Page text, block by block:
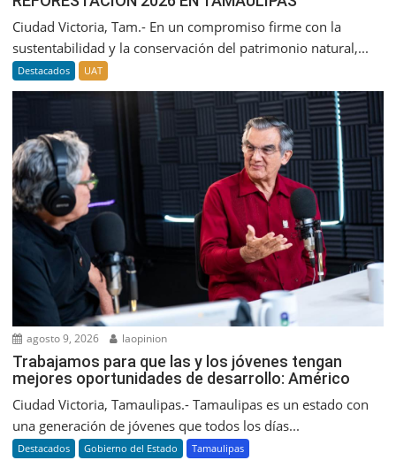
Ciudad Victoria, Tam.- En un compromiso firme con la
sustentabilidad y la conservación del patrimonio natural,...
Destacados UAT
agosto 9, 2026 laopinion
Trabajamos para que las y los jóvenes tengan
mejores oportunidades de desarrollo: Américo
Ciudad Victoria, Tamaulipas.- Tamaulipas es un estado con
una generación de jóvenes que todos los días...
Destacados Gobierno del Estado Tamaulipas